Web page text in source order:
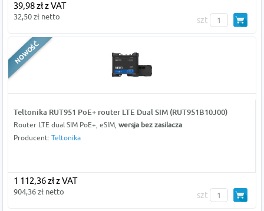
39,98 zł z VAT
32,50 zł netto szt
Teltonika RUT951 PoE+ router LTE Dual SIM (RUT951B10J00)
Router LTE dual SIM PoE+, eSIM, wersja bez zasilacza
Producent: Teltonika
1 112,36 zł z VAT
904,36 zł netto szt